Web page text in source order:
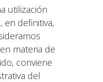
utilización
definitiva,
materia de
conviene
del